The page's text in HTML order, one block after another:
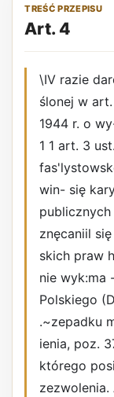
TREŚĆ PRZEPISU
Art. 4
\IV razie
ślonej w
1944 r. o
1 1 art. 3
win- się
znęcaniil
skich praw
nie wyk:ma
Polskiego
.~zepadku
ienia, poz.
którego
zezwolenia.